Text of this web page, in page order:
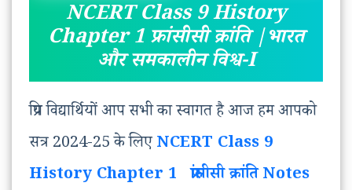
NCERT Class 9 History
Chapter 1 फ्रांसीसी क्रांति |भारत
और समकालीन विश्व-I
प्रिय विद्यार्थियों आप सभी का स्वागत है आज हम आपको
सत्र 2024-25 के लिएNCERT Class 9
History Chapter 1 फ्रांसीसी क्रांति Notes